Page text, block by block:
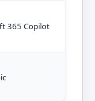
365 Copilot